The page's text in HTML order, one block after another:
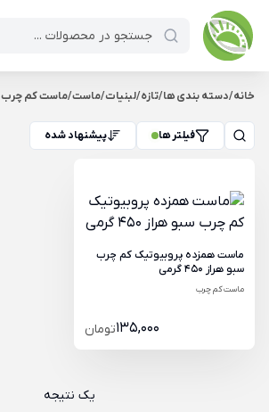
خانه/دسته بندی ها/تازه/لبنیات/ماست/ماست کم چرب
فیلتر ها پیشنهاد شده
ماست همزده پروبیوتیک کم چرب
سبو هراز 450 گرمی
ماست کم چرب
135,000تومان
یک نتیجه